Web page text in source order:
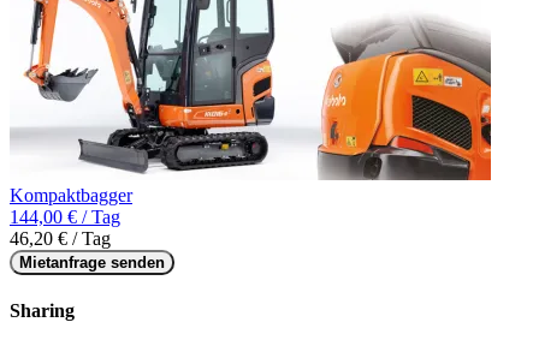
Kompaktbagger
144,00 € / Tag
46,20 € / Tag
Mietanfrage senden
Sharing